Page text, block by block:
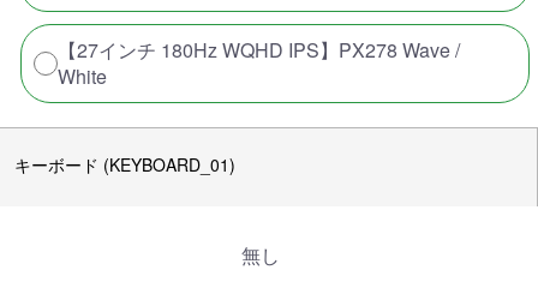
【27インチ 180Hz WQHD IPS】PX278 Wave /
White
キーボード (KEYBOARD_01)
無し